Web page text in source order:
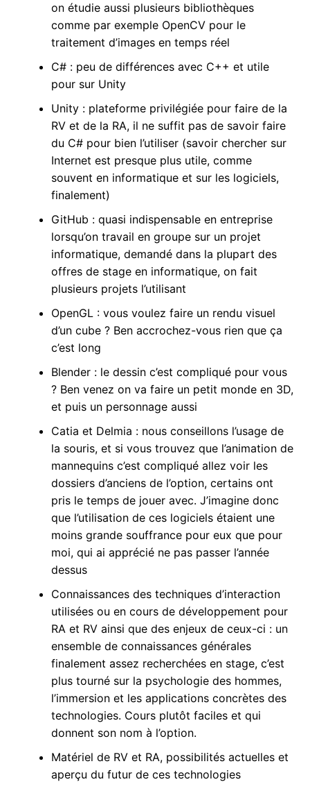
on étudie aussi plusieurs bibliothèques
comme par exemple OpenCV pour le
traitement d’images en temps réel
C# : peu de différences avec C++ et utile
pour sur Unity
Unity : plateforme privilégiée pour faire de la
RV et de la RA, il ne suffit pas de savoir faire
du C# pour bien l’utiliser (savoir chercher sur
Internet est presque plus utile, comme
souvent en informatique et sur les logiciels,
finalement)
GitHub : quasi indispensable en entreprise
lorsqu’on travail en groupe sur un projet
informatique, demandé dans la plupart des
offres de stage en informatique, on fait
plusieurs projets l’utilisant
OpenGL : vous voulez faire un rendu visuel
d’un cube ? Ben accrochez-vous rien que ça
c’est long
Blender : le dessin c’est compliqué pour vous
? Ben venez on va faire un petit monde en 3D,
et puis un personnage aussi
Catia et Delmia : nous conseillons l’usage de
la souris, et si vous trouvez que l’animation de
mannequins c’est compliqué allez voir les
dossiers d’anciens de l’option, certains ont
pris le temps de jouer avec. J’imagine donc
que l’utilisation de ces logiciels étaient une
moins grande souffrance pour eux que pour
moi, qui ai apprécié ne pas passer l’année
dessus
Connaissances des techniques d’interaction
utilisées ou en cours de développement pour
RA et RV ainsi que des enjeux de ceux-ci : un
ensemble de connaissances générales
finalement assez recherchées en stage, c’est
plus tourné sur la psychologie des hommes,
l’immersion et les applications concrètes des
technologies. Cours plutôt faciles et qui
donnent son nom à l’option.
Matériel de RV et RA, possibilités actuelles et
aperçu du futur de ces technologies